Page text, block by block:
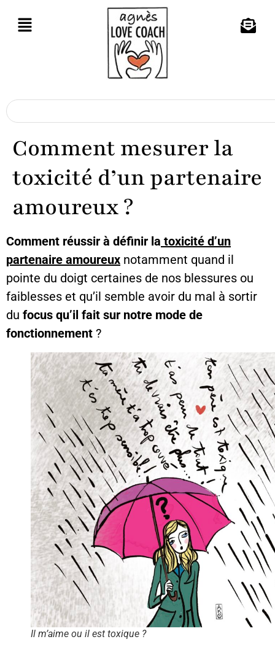
Comment mesurer la
toxicité d’un partenaire
amoureux ?
Comment réussir à définir la toxicité d’un
partenaire amoureux notamment quand il
pointe du doigt certaines de nos blessures ou
faiblesses et qu’il semble avoir du mal à sortir
du focus qu’il fait sur notre mode de
fonctionnement ?
Il m’aime ou il est toxique ?